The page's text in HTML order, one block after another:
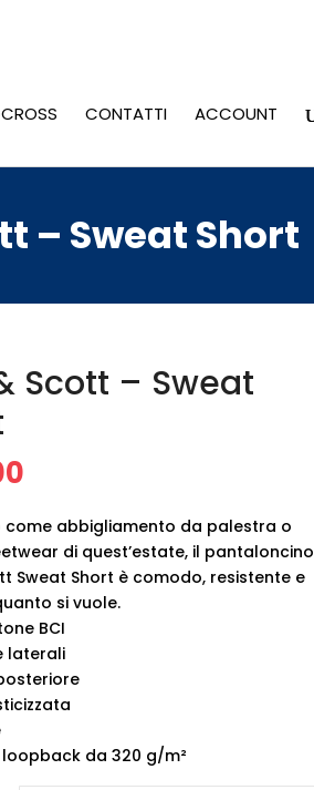
CONTATTI ACCOUNT
– Sweat Short
Scott – Sweat
come abbigliamento da palestra o
di quest’estate, il pantaloncino
Sweat Short è comodo, resistente e
si vuole.
BCI
laterali
da 320 g/m²